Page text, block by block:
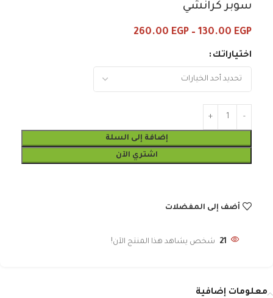
سوبر كرانشي
130.00 EGP
–
260.00 EGP
اختياراتك
إضافة إلى السلة
اشتري الآن
أضف إلى المفضلات
21 شخص يشاهد هذا المنتج الآن!
معلومات إضافية